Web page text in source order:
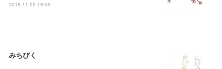
2018.11.29 19:05
みちびく